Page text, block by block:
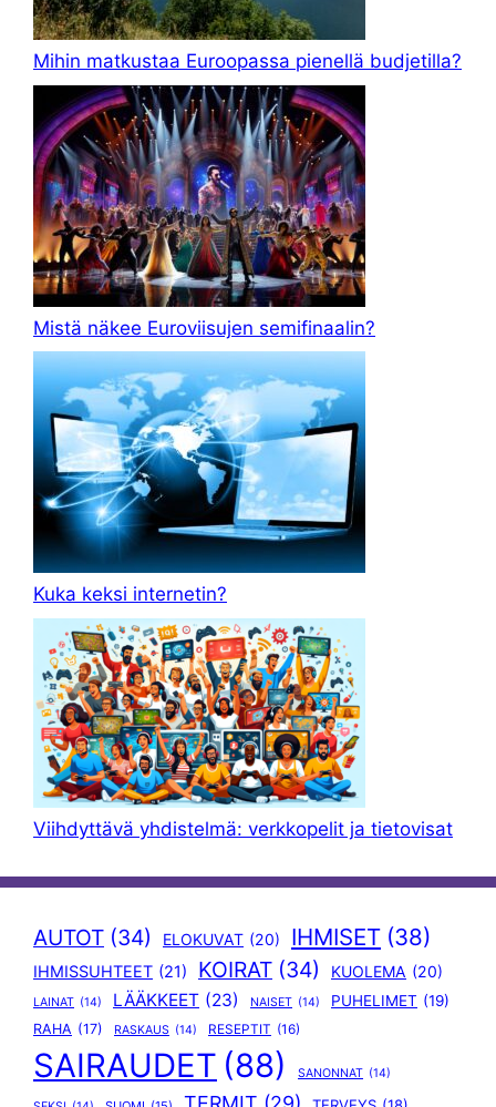
Mihin matkustaa Euroopassa pienellä budjetilla?
Mistä näkee Euroviisujen semifinaalin?
Kuka keksi internetin?
Viihdyttävä yhdistelmä: verkkopelit ja tietovisat
AUTOT (34) ELOKUVAT (20) IHMISET (38)
IHMISSUHTEET (21) KOIRAT (34) KUOLEMA (20)
LAINAT (14) LÄÄKKEET (23) NAISET (14) PUHELIMET (19)
RAHA (17) RASKAUS (14) RESEPTIT (16)
SAIRAUDET (88) SANONNAT (14)